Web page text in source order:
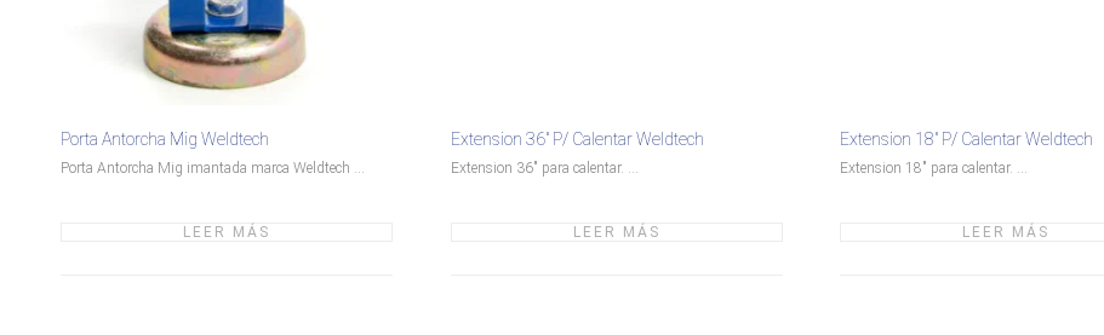
Porta Antorcha Mig Weldtech
Porta Antorcha Mig imantada marca Weldtech ...
LEER MÁS
Extension 36″ P/ Calentar Weldtech
Extension 36" para calentar. ...
LEER MÁS
Extension 18″ P/ Calentar Weldtech
Extension 18" para calentar. ...
LEER MÁS